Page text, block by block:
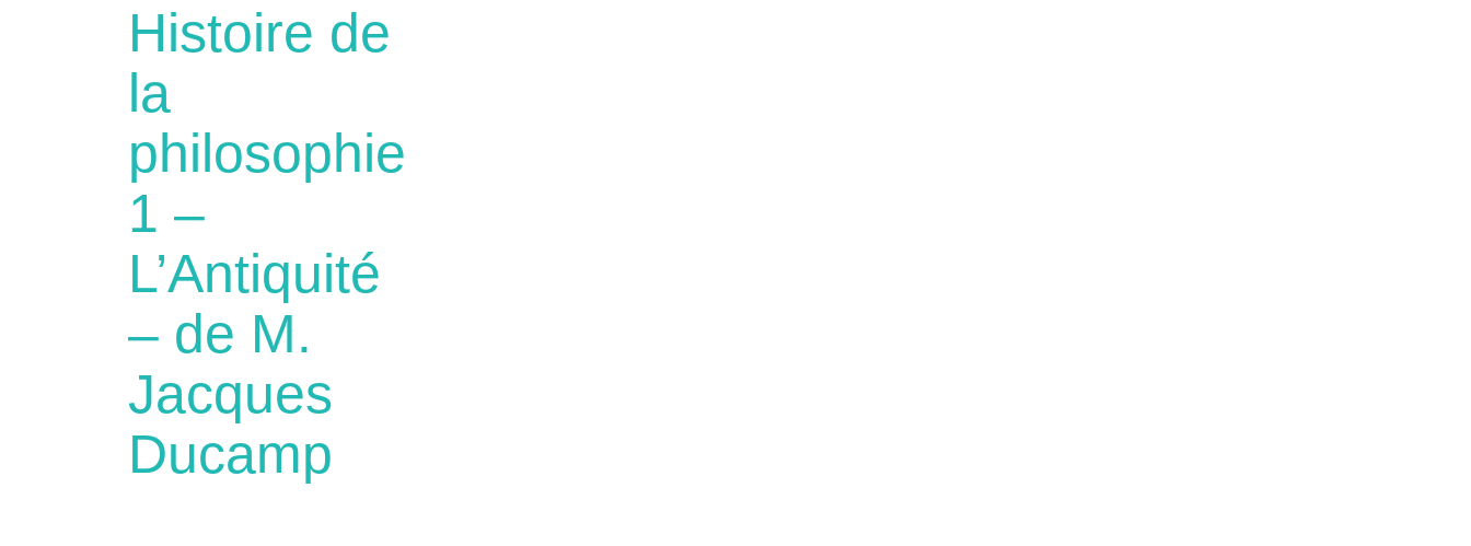
Histoire de
la
philosophie
1 –
L’Antiquité
– de M.
Jacques
Ducamp